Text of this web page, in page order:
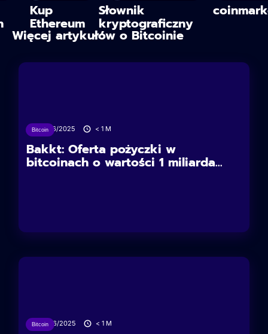
Kup
Ethereum
Słownik
kryptograficzny
Więcej artykułów o Bitcoinie
Bitcoin
27/06/2025 < 1 M
Bakkt: Oferta pożyczki w
bitcoinach o wartości 1 miliarda...
Bitcoin
26/06/2025 < 1 M